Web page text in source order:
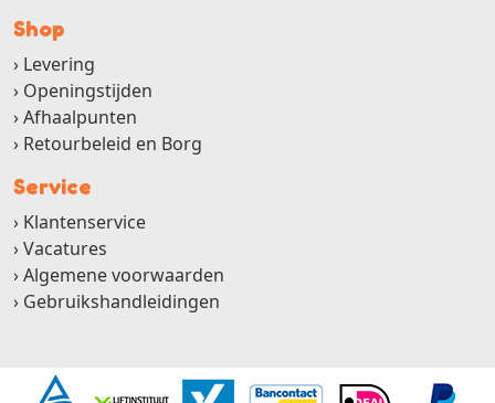
Shop
Levering
Openingstijden
Afhaalpunten
Retourbeleid en Borg
Service
Klantenservice
Vacatures
Algemene voorwaarden
Gebruikshandleidingen